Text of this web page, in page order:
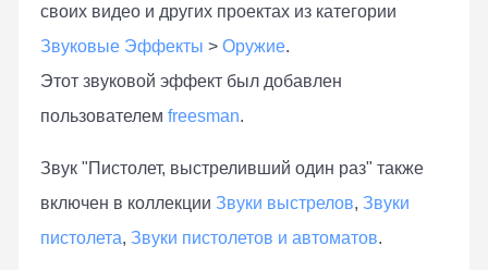
своих видео и других проектах из категории
Звуковые Эффекты > Оружие.
Этот звуковой эффект был добавлен
пользователем freesman.
Звук "Пистолет, выстреливший один раз" также
включен в коллекции Звуки выстрелов, Звуки
пистолета, Звуки пистолетов и автоматов.